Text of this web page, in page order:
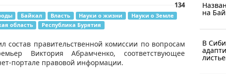
134
Байкал Власть Науки о жизни
Науки о Земле
область Республика Бурятия
правительственной комиссии по вопросам
Виктория Абрамченко, соответствующее
портале правовой информации.
на
В